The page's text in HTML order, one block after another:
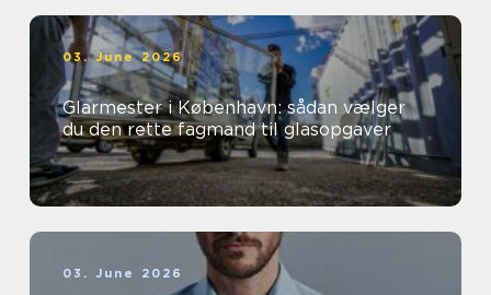
03. June 2026
Glarmester i København: sådan vælger
du den rette fagmand til glasopgaver
03. June 2026